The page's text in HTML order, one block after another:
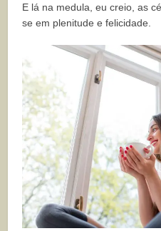
E lá na medula, eu creio, as
se em plenitude e felicidade.